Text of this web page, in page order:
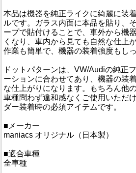
本品は機器を純正ライクに綺麗に装
ルです。ガラス内面に本品を貼り、
ープで貼付けることで、車外から機
くなり、車内から見ても自然な仕上
作業も簡単で、機器の装着強度もし
ドットパターンは、VW/Audiの純正
ーションに合わせてあり、機器の装
な仕上がりになります。もちろん他
車種問わず違和感なくご使用いただ
ダー装着時の必須アイテムです。
■メーカー
maniacs オリジナル（日本製）
■適合車種
全車種